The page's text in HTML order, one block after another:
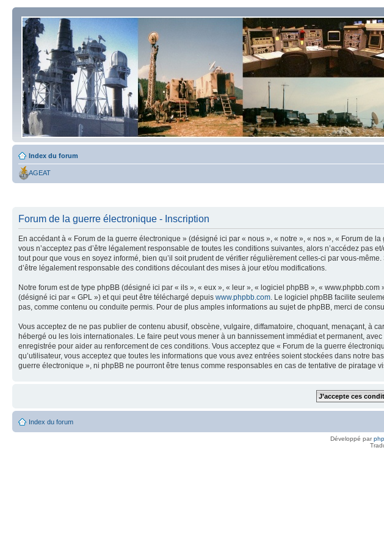
Index du forum
AGEAT
Forum de la guerre électronique - Inscription
En accédant à « Forum de la guerre électronique » (désigné ici par « nous », « notre », « nos », « Forum de
vous n’acceptez pas d’être légalement responsable de toutes les conditions suivantes, alors n’accédez
tout pour que vous en soyez informé, bien qu’il soit prudent de vérifier régulièrement celles-ci par vous-
d’être légalement responsable des conditions découlant des mises à jour et/ou modifications.
Notre forum est de type phpBB (désigné ici par « ils », « eux », « leur », « logiciel phpBB », «
(désigné ici par « GPL ») et qui peut être téléchargé depuis www.phpbb.com . Le logiciel phpBB facilite
pas, comme contenu ou conduite permis. Pour de plus amples informations au sujet de phpBB, merci de
Vous acceptez de ne pas publier de contenu abusif, obscène, vulgaire, diffamatoire, choquant, menaçant, à
hébergé ou les lois internationales. Le faire peut vous mener à un bannissement immédiat et permanent,
enregistrée pour aider au renforcement de ces conditions. Vous acceptez que « Forum de la guerre
qu’utilisateur, vous acceptez que toutes les informations que vous avez entrées soient stockées dans notre
guerre électronique », ni phpBB ne pourront être tenus comme responsables en cas de tentative de piratage
Index du forum
Développé par